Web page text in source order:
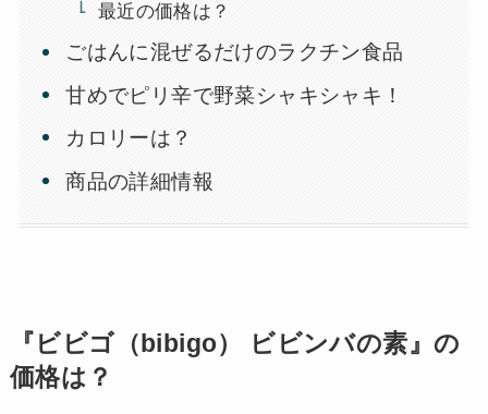
最近の価格は？
ごはんに混ぜるだけのラクチン食品
甘めでピリ辛で野菜シャキシャキ！
カロリーは？
商品の詳細情報
『ビビゴ（bibigo） ビビンバの素』の
価格は？